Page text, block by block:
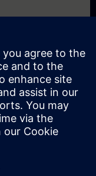
for this training, for
please click the
details and